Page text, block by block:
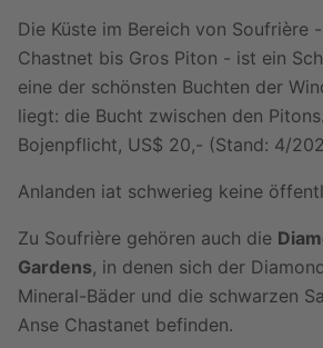
Die Küste im Bereich von Soufrière
Chastnet bis Gros Piton - ist ein
eine der schönsten Buchten der
liegt: die Bucht zwischen den
Bojenpflicht, US$ 20,- (Stand: 4/
Anlanden iat schwerieg keine
Zu Soufrière gehören auch die
Gardens, in denen sich der
Mineral-Bäder und die schwarzen
Anse Chastanet befinden.